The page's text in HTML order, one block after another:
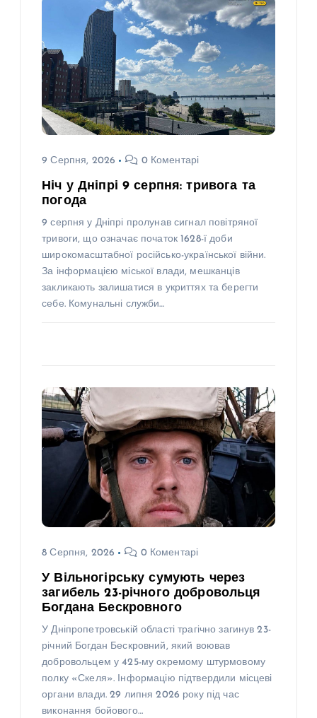
9 Серпня, 2026 0 Коментарі
Ніч у Дніпрі 9 серпня: тривога та
погода
9 серпня у Дніпрі пролунав сигнал повітряної
тривоги, що означає початок 1628-ї доби
широкомасштабної російсько-української війни.
За інформацією міської влади, мешканців
закликають залишатися в укриттях та берегти
себе. Комунальні служби…
8 Серпня, 2026 0 Коментарі
У Вільногірську сумують через
загибель 23-річного добровольця
Богдана Бескровного
У Дніпропетровській області трагічно загинув 23-
річний Богдан Бескровний, який воював
добровольцем у 425-му окремому штурмовому
полку «Скеля». Інформацію підтвердили місцеві
органи влади. 29 липня 2026 року під час
виконання бойового…